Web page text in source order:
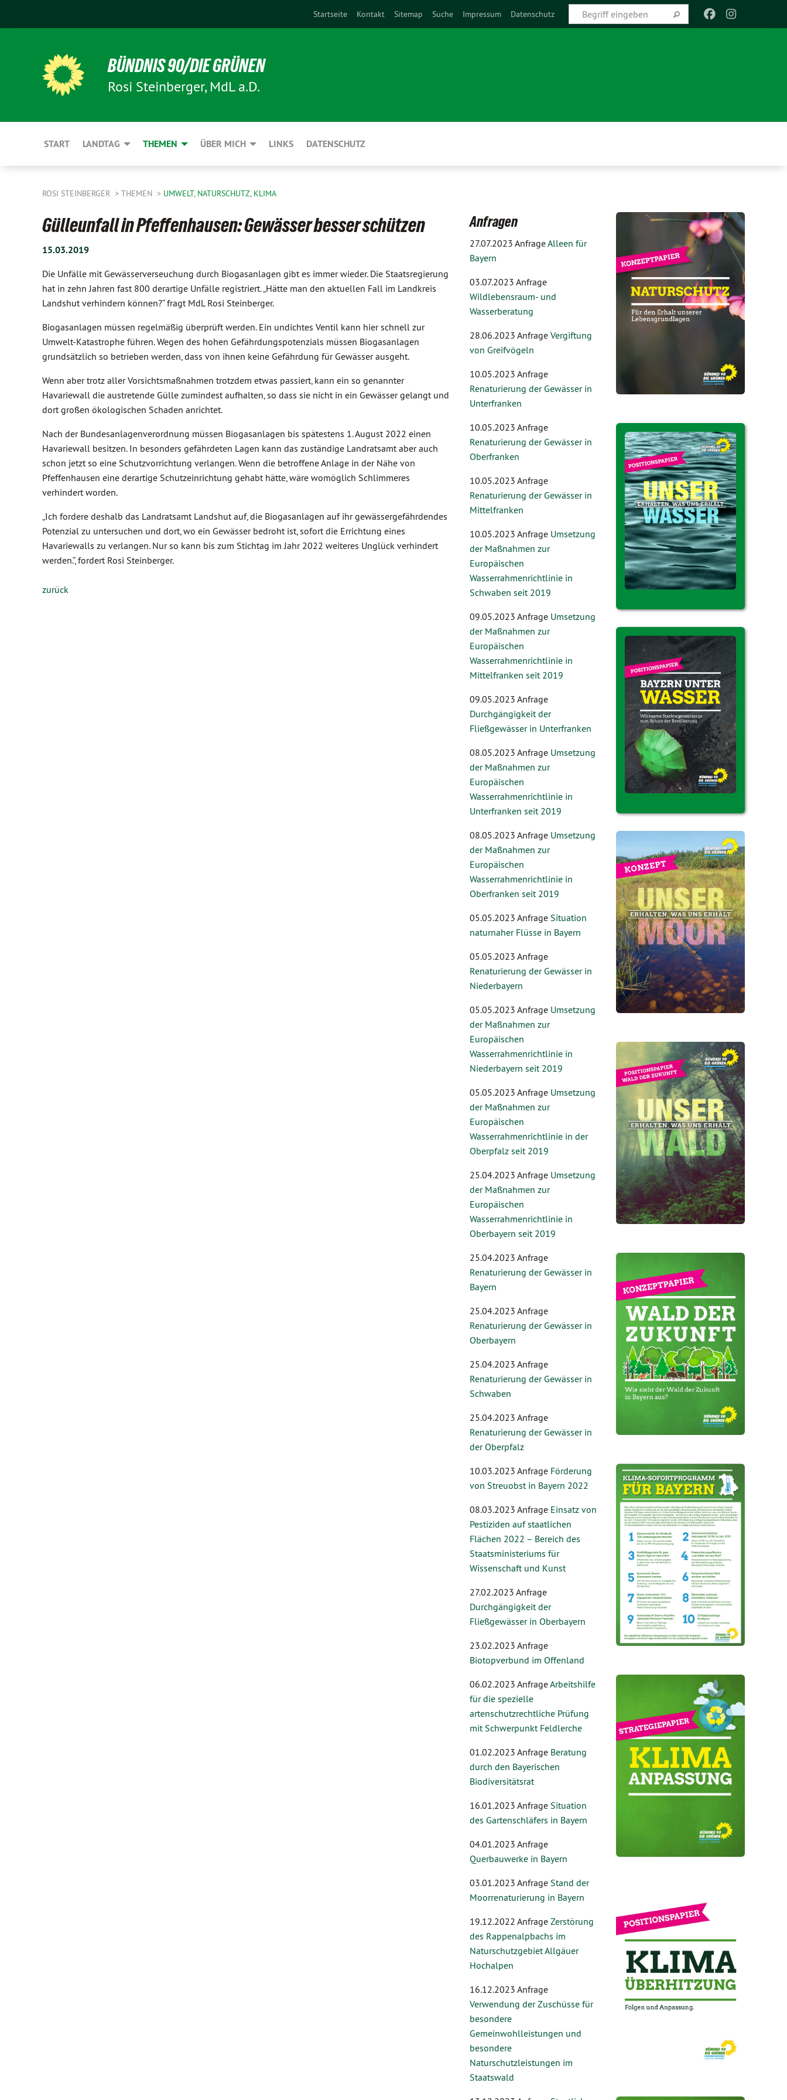
Startseite Kontakt Sitemap Suche Impressum Datenschutz
BÜNDNIS 90/DIE GRÜNEN
Rosi Steinberger, MdL a.D.
START LANDTAG THEMEN ÜBER MICH LINKS DATENSCHUTZ
ROSI STEINBERGER THEMEN UMWELT, NATURSCHUTZ, KLIMA
Gülleunfall in Pfeffenhausen: Gewässer besser schützen
15.03.2019
Die Unfälle mit Gewässerverseuchung durch Biogasanlagen gibt es immer wieder. Die Staatsregierung
hat in zehn Jahren fast 800 derartige Unfälle registriert. „Hätte man den aktuellen Fall im Landkreis
Landshut verhindern können?“ fragt MdL Rosi Steinberger.
Biogasanlagen müssen regelmäßig überprüft werden. Ein undichtes Ventil kann hier schnell zur
Umwelt-Katastrophe führen. Wegen des hohen Gefährdungspotenzials müssen Biogasanlagen
grundsätzlich so betrieben werden, dass von ihnen keine Gefährdung für Gewässer ausgeht.
Wenn aber trotz aller Vorsichtsmaßnahmen trotzdem etwas passiert, kann ein so genannter
Havariewall die austretende Gülle zumindest aufhalten, so dass sie nicht in ein Gewässer gelangt und
dort großen ökologischen Schaden anrichtet.
Nach der Bundesanlagenverordnung müssen Biogasanlagen bis spätestens 1. August 2022 einen
Havariewall besitzen. In besonders gefährdeten Lagen kann das zuständige Landratsamt aber auch
schon jetzt so eine Schutzvorrichtung verlangen. Wenn die betroffene Anlage in der Nähe von
Pfeffenhausen eine derartige Schutzeinrichtung gehabt hätte, wäre womöglich Schlimmeres
verhindert worden.
„Ich fordere deshalb das Landratsamt Landshut auf, die Biogasanlagen auf ihr gewässergefährdendes
Potenzial zu untersuchen und dort, wo ein Gewässer bedroht ist, sofort die Errichtung eines
Havariewalls zu verlangen. Nur so kann bis zum Stichtag im Jahr 2022 weiteres Unglück verhindert
werden.“, fordert Rosi Steinberger.
zurück
Anfragen
27.07.2023 AnfrageAlleen für
Bayern
03.07.2023 Anfrage
Wildlebensraum- und
Wasserberatung
28.06.2023 Anfrage Vergiftung
von Greifvögeln
10.05.2023 Anfrage
Renaturierung der Gewässer in
Unterfranken
10.05.2023 Anfrage
Renaturierung der Gewässer in
Oberfranken
10.05.2023 Anfrage
Renaturierung der Gewässer in
Mittelfranken
10.05.2023 Anfrage Umsetzung
der Maßnahmen zur
Europäischen
Wasserrahmenrichtlinie in
Schwaben seit 2019
09.05.2023 Anfrage Umsetzung
der Maßnahmen zur
Europäischen
Wasserrahmenrichtlinie in
Mittelfranken seit 2019
09.05.2023 Anfrage
Durchgängigkeit der
Fließgewässer in Unterfranken
08.05.2023 Anfrage Umsetzung
der Maßnahmen zur
Europäischen
Wasserrahmenrichtlinie in
Unterfranken seit 2019
08.05.2023 Anfrage Umsetzung
der Maßnahmen zur
Europäischen
Wasserrahmenrichtlinie in
Oberfranken seit 2019
05.05.2023 Anfrage Situation
naturnaher Flüsse in Bayern
05.05.2023 Anfrage
Renaturierung der Gewässer in
Niederbayern
05.05.2023 Anfrage Umsetzung
der Maßnahmen zur
Europäischen
Wasserrahmenrichtlinie in
Niederbayern seit 2019
05.05.2023 Anfrage Umsetzung
der Maßnahmen zur
Europäischen
Wasserrahmenrichtlinie in der
Oberpfalz seit 2019
25.04.2023 Anfrage Umsetzung
der Maßnahmen zur
Europäischen
Wasserrahmenrichtlinie in
Oberbayern seit 2019
25.04.2023 Anfrage
Renaturierung der Gewässer in
Bayern
25.04.2023 Anfrage
Renaturierung der Gewässer in
Oberbayern
25.04.2023 Anfrage
Renaturierung der Gewässer in
Schwaben
25.04.2023 Anfrage
Renaturierung der Gewässer in
der Oberpfalz
10.03.2023 Anfrage Förderung
von Streuobst in Bayern 2022
08.03.2023 Anfrage Einsatz von
Pestiziden auf staatlichen
Flächen 2022 – Bereich des
Staatsministeriums für
Wissenschaft und Kunst
27.02.2023 Anfrage
Durchgängigkeit der
Fließgewässer in Oberbayern
23.02.2023 Anfrage
Biotopverbund im Offenland
06.02.2023 AnfrageArbeitshilfe
für die spezielle
artenschutzrechtliche Prüfung
mit Schwerpunkt Feldlerche
01.02.2023 Anfrage Beratung
durch den Bayerischen
Biodiversitätsrat
16.01.2023 Anfrage Situation
des Gartenschläfers in Bayern
04.01.2023 Anfrage
Querbauwerke in Bayern
03.01.2023 Anfrage Stand der
Moorrenaturierung in Bayern
19.12.2022 Anfrage Zerstörung
des Rappenalpbachs im
Naturschutzgebiet Allgäuer
Hochalpen
16.12.2023 Anfrage
Verwendung der Zuschüsse für
besondere
Gemeinwohlleistungen und
besondere
Naturschutzleistungen im
Staatswald